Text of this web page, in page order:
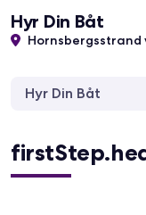
Hyr Din Båt
Hornsbergsstrand
Hyr Din Båt